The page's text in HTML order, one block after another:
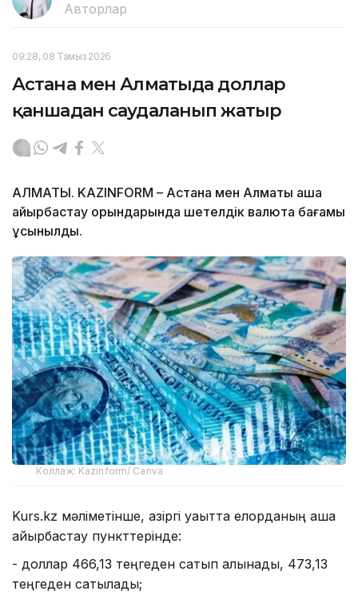
Авторлар
09:28, 08 Тамыз 2026
Астана мен Алматыда доллар
қаншадан саудаланып жатыр
АЛМАТЫ. KAZINFORM – Астана мен Алматы ақша
айырбастау орындарында шетелдік валюта бағамы
ұсынылды.
Коллаж: Kazinform/ Canva
Kurs.kz мәліметінше, қазіргі уақытта елорданың ақша
айырбастау пункттерінде:
- доллар 466,13 теңгеден сатып алынады, 473,13
теңгеден сатылады;